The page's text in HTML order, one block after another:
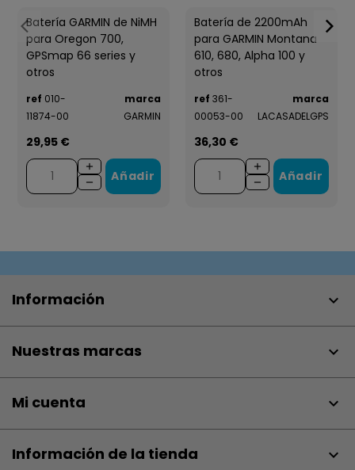
Batería GARMIN de NiMH
para Oregon 700,
GPSmap 66 series y
otros
ref 010-
11874-00
marca
GARMIN
29,95 €
Añadir
Batería de 2200mAh
para GARMIN Montana
610, 680, Alpha 100 y
otros
ref 361-
00053-00
marca
LACASADELGPS
36,30 €
Añadir
Información 
Nuestras marcas 
Mi cuenta 
Información de la tienda keyboard_arrow_down